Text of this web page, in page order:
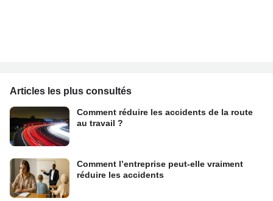
Articles les plus consultés
Comment réduire les accidents de la route
au travail ?
Comment l’entreprise peut-elle vraiment
réduire les accidents